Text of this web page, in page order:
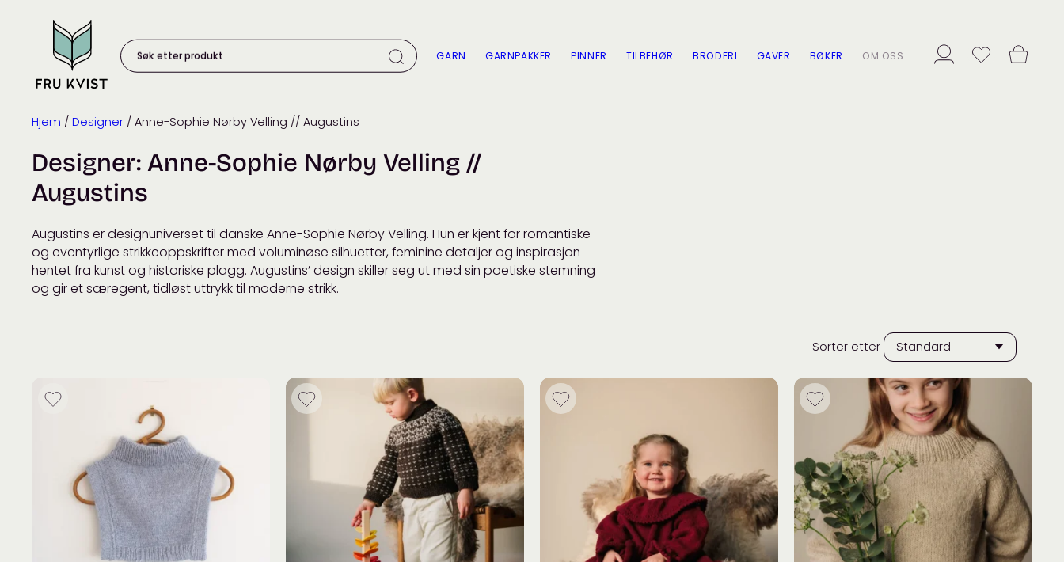
content
etter
produkt:
GARN GARNPAKKER PINNER TILBEHØR BRODERI GAVER BØKER OM OSS
Hjem / Designer / Anne-Sophie Nørby Velling // Augustins
Designer: Anne-Sophie Nørby Velling //
Augustins
Augustins er designuniverset til danske Anne-Sophie Nørby Velling. Hun er kjent for romantiske
og eventyrlige strikkeoppskrifter med voluminøse silhuetter, feminine detaljer og inspirasjon
hentet fra kunst og historiske plagg. Augustins’ design skiller seg ut med sin poetiske stemning
og gir et særegent, tidløst uttrykk til moderne strikk.
Sorter etter